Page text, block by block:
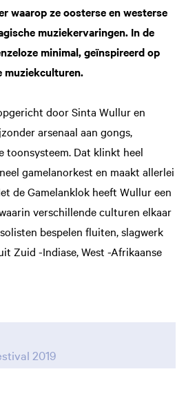
waarop ze oosterse en westerse
muziekervaringen. In de
minimal, geïnspireerd op
muziekculturen.
door Sinta Wullur en
arsenaal aan gongs,
toonsysteem. Dat klinkt heel
gamelanorkest en maakt allerlei
de Gamelanklok heeft Wullur een
verschillende culturen elkaar
bespelen fluiten, slagwerk
Zuid -Indiase, West -Afrikaanse
2019